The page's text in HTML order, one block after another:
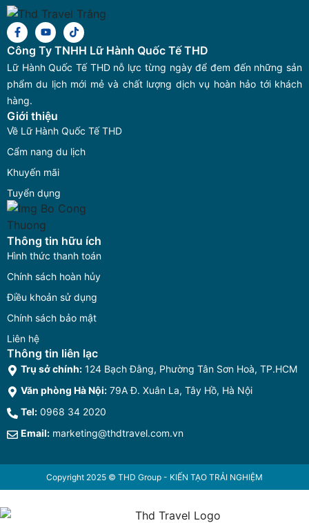
Công Ty TNHH Lữ Hành Quốc Tế THD
Lữ Hành Quốc Tế THD nỗ lực từng ngày để đem đến những sản
phẩm du lịch mới mẻ và chất lượng dịch vụ hoàn hảo tới khách
hàng.
Giới thiệu
Về Lữ Hành Quốc Tế THD
Cẩm nang du lịch
Khuyến mãi
Tuyển dụng
Thông tin hữu ích
Hình thức thanh toán
Chính sách hoàn hủy
Điều khoản sử dụng
Chính sách bảo mật
Liên hệ
Thông tin liên lạc
Trụ sở chính: 124 Bạch Đằng, Phường Tân Sơn Hoà, TP.HCM
Văn phòng Hà Nội: 79A Đ. Xuân La, Tây Hồ, Hà Nội
Tel: 0968 34 2020
Email: marketing@thdtravel.com.vn
Copyright 2025 © THD Group - KIẾN TẠO TRẢI NGHIỆM